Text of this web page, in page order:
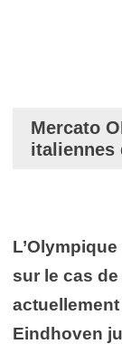
Mercato
italiennes
sur le cas de
Eindhoven